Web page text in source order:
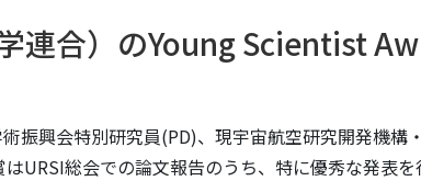
連合）のYoung Scientist
振興会特別研究員(PD)、現宇宙航空研究開発機
URSI総会での論文報告のうち、特に優秀な発表